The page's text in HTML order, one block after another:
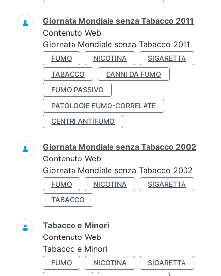
Giornata Mondiale senza Tabacco 2011
Contenuto Web
Giornata Mondiale senza Tabacco 2011
FUMO NICOTINA
SIGARETTA
TABACCO
DANNI DA FUMO
FUMO PASSIVO
PATOLOGIE FUMO-CORRELATE
CENTRI ANTIFUMO
Giornata Mondiale senza Tabacco 2002
Contenuto Web
Giornata Mondiale senza Tabacco 2002
FUMO NICOTINA
SIGARETTA
TABACCO
Tabacco e Minori
Contenuto Web
Tabacco e Minori
FUMO NICOTINA
SIGARETTA